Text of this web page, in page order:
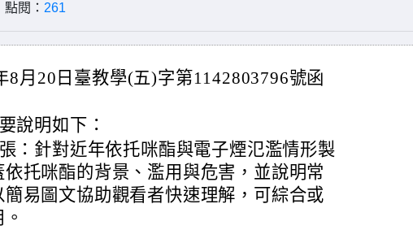
閱： 261
8月20日臺教學(五)字第1142803796號函
說明如下：
：針對近年依托咪酯與電子煙氾濫情形製
托咪酯的背景、濫用與危害，並說明常
簡易圖文協助觀看者快速理解，可綜合或